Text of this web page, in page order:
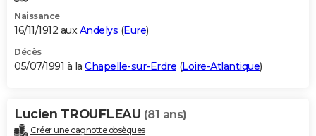
Naissance
16/11/1912 auxAndelys (Eure)
Décès
05/07/1991 à la Chapelle-sur-Erdre (Loire-Atlantique)
Lucien TROUFLEAU (81 ans)
Créer une cagnotte obsèques